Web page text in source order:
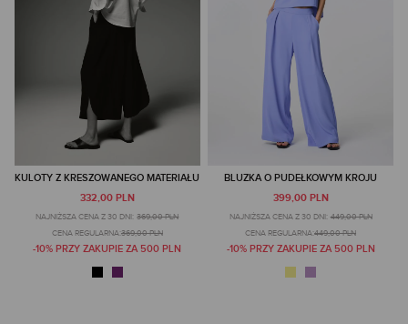
KULOTY Z KRESZOWANEGO MATERIAŁU
332,00 PLN
NAJNIŻSZA CENA Z 30 DNI: 369,00 PLN
CENA REGULARNA:369,00 PLN
-10% PRZY ZAKUPIE ZA 500 PLN
BLUZKA O PUDEŁKOWYM KROJU
399,00 PLN
NAJNIŻSZA CENA Z 30 DNI: 449,00 PLN
CENA REGULARNA:449,00 PLN
-10% PRZY ZAKUPIE ZA 500 PLN